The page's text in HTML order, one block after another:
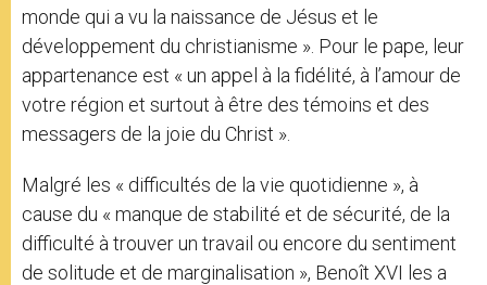
monde qui a vu la naissance de Jésus et le
développement du christianisme ». Pour le pape, leur
appartenance est « un appel à la fidélité, à l’amour de
votre région et surtout à être des témoins et des
messagers de la joie du Christ ».
Malgré les « difficultés de la vie quotidienne », à
cause du « manque de stabilité et de sécurité, de la
difficulté à trouver un travail ou encore du sentiment
de solitude et de marginalisation », Benoît XVI les a